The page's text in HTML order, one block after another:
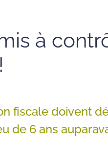
à
fiscale doivent
de 6 ans